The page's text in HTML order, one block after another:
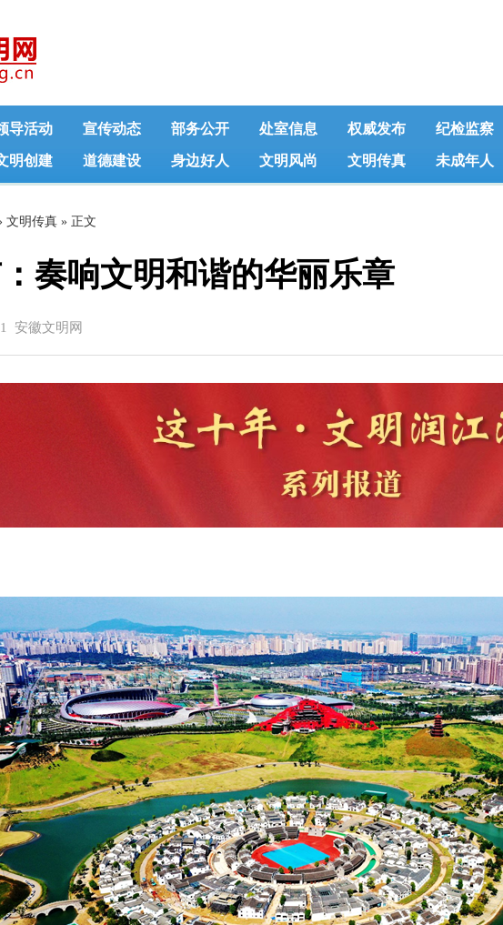
导活动 宣传动态 部务公开 处室信息 权威发布 纪检监察
明创建 道德建设 身边好人 文明风尚 文明传真 未成年人
文明传真 » 正文
奏响文明和谐的华丽乐章
安徽文明网